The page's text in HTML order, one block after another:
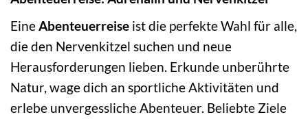
EineAbenteuerreise ist die perfekte Wahl für alle,
die den Nervenkitzel suchen und neue
Herausforderungen lieben. Erkunde unberührte
Natur, wage dich an sportliche Aktivitäten und
erlebe unvergessliche Abenteuer. Beliebte Ziele